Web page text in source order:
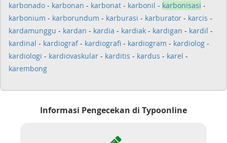
karbonado - karbonan - karbonat - karbonil - karbonisasi -
karbonium - karborundum - karburasi - karburator - karcis -
kardamunggu - kardan - kardia - kardiak - kardigan - kardil -
kardinal - kardiograf- kardiografi - kardiogram - kardiolog -
kardiologi - kardiovaskular - karditis - kardus - karel -
karembong
Informasi Pengecekan di Typoonline